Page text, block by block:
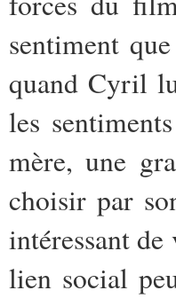
sentiment
quand Cyril
les
mère, une
choisir par
intéressant
lien social